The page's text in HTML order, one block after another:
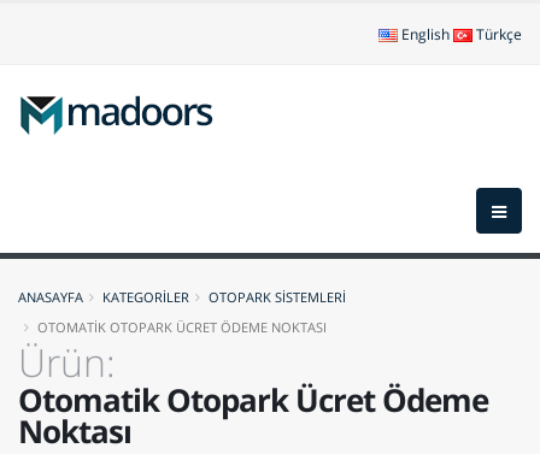
English Türkçe
ANASAYFA KATEGORİLER
OTOPARK SİSTEMLERİ
OTOMATİK OTOPARK ÜCRET ÖDEME NOKTASI
Ürün:
Otomatik Otopark Ücret Ödeme
Noktası